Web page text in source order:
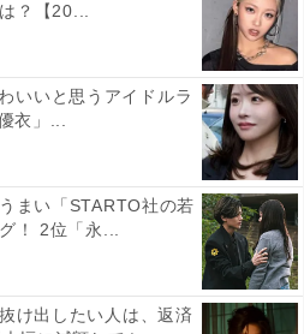
選ぶ「治安が良い区」ランキング！
、1位は？
2
？【20...
いいと思うアイドルラ
衣」...
まい「STARTO社の若
！ 2位「永...
け出したい人は、返済